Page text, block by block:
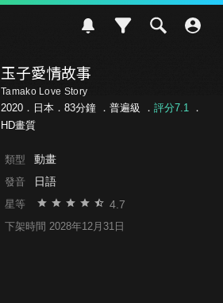
玉子愛情故事
Tamako Love Story
2020．日本．83分鐘 ． 普遍級 ． 評分7.1．
HD畫質
類型 動畫
發音 日語
星等 4.7
下架時間 2028年12月31日